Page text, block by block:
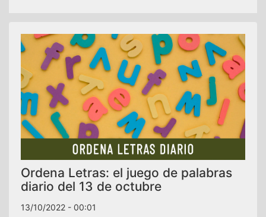
Ordena Letras: el juego de palabras
diario del 13 de octubre
13/10/2022 - 00:01